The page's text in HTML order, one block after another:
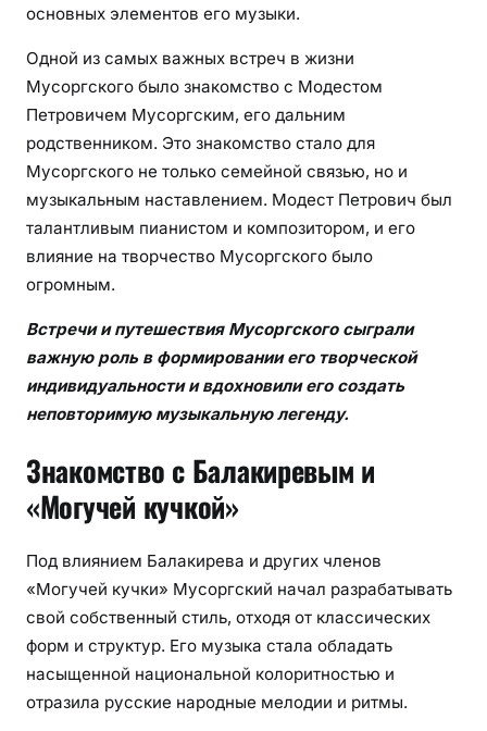
основных элементов его музыки.
Одной из самых важных встреч в жизни
Мусоргского было знакомство с Модестом
Петровичем Мусоргским, его дальним
родственником. Это знакомство стало для
Мусоргского не только семейной связью, но и
музыкальным наставлением. Модест Петрович был
талантливым пианистом и композитором, и его
влияние на творчество Мусоргского было
огромным.
Встречи и путешествия Мусоргского сыграли
важную роль в формировании его творческой
индивидуальности и вдохновили его создать
неповторимую музыкальную легенду.
Знакомство с Балакиревым и
«Могучей кучкой»
Под влиянием Балакирева и других членов
«Могучей кучки» Мусоргский начал разрабатывать
свой собственный стиль, отходя от классических
форм и структур. Его музыка стала обладать
насыщенной национальной колоритностью и
отразила русские народные мелодии и ритмы.